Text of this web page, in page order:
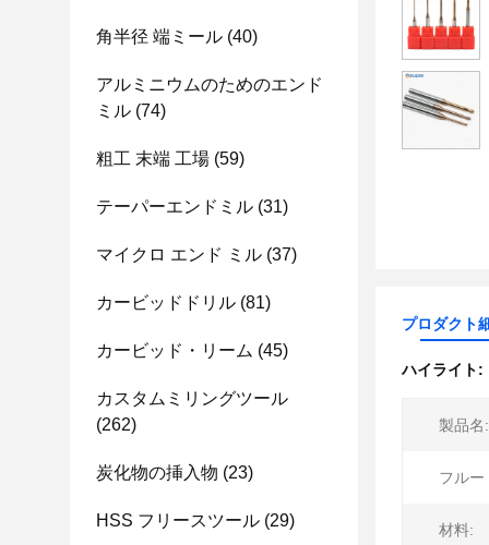
角半径 端ミール (40)
アルミニウムのためのエンド
ミル (74)
粗工 末端 工場 (59)
テーパーエンドミル (31)
マイクロ エンド ミル (37)
カービッドドリル (81)
カービッド・リーム (45)
カスタムミリングツール
(262)
炭化物の挿入物 (23)
HSS フリースツール (29)
プロダクト
ハイライト:
製品名:
フルー
材料: